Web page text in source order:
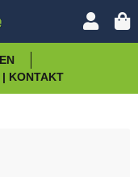
KONTAKT